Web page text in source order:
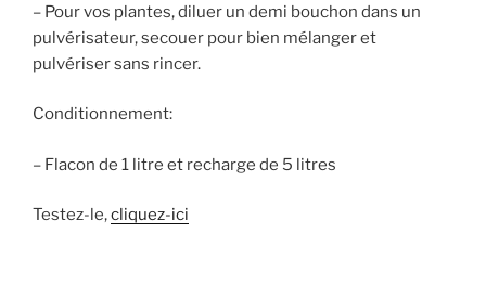
– Pour vos plantes, diluer un demi bouchon dans un
pulvérisateur, secouer pour bien mélanger et
pulvériser sans rincer.
Conditionnement:
– Flacon de 1 litre et recharge de 5 litres
Testez-le,cliquez-ici